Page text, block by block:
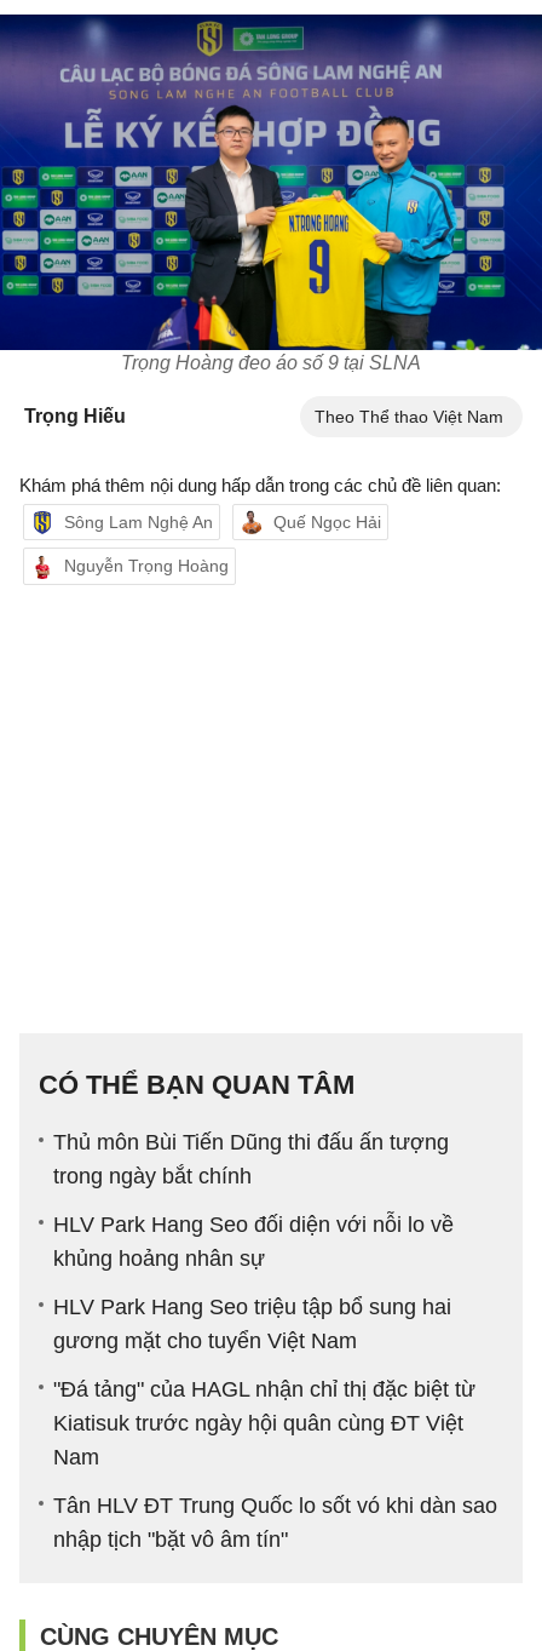
Trọng Hoàng đeo áo số 9 tại SLNA
Trọng Hiếu Theo Thể thao Việt Nam
Khám phá thêm nội dung hấp dẫn trong các chủ đề liên quan:
Sông Lam Nghệ An Quế Ngọc Hải
Nguyễn Trọng Hoàng
CÓ THỂ BẠN QUAN TÂM
Thủ môn Bùi Tiến Dũng thi đấu ấn tượng
trong ngày bắt chính
HLV Park Hang Seo đối diện với nỗi lo về
khủng hoảng nhân sự
HLV Park Hang Seo triệu tập bổ sung hai
gương mặt cho tuyển Việt Nam
"Đá tảng" của HAGL nhận chỉ thị đặc biệt từ
Kiatisuk trước ngày hội quân cùng ĐT Việt
Nam
Tân HLV ĐT Trung Quốc lo sốt vó khi dàn sao
nhập tịch "bặt vô âm tín"
CÙNG CHUYÊN MỤC